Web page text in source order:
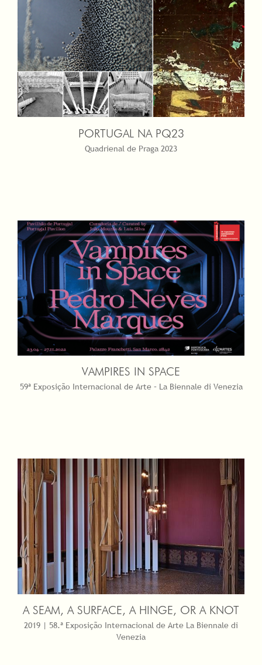
PORTUGAL NA PQ23
Quadrienal de Praga 2023
VAMPIRES IN SPACE
59ª Exposição Internacional de Arte – La Biennale di Venezia
A SEAM, A SURFACE, A HINGE, OR A KNOT
2019 | 58.ª Exposição Internacional de Arte La Biennale di
Venezia